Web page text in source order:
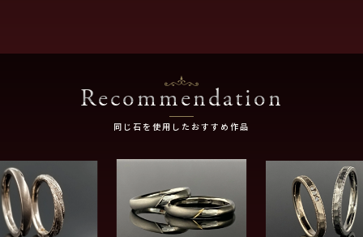
Recommendation
同じ石を使用したおすすめ作品